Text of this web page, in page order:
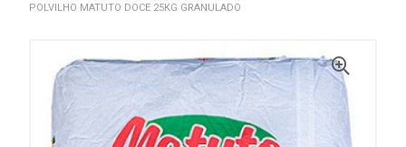
POLVILHO MATUTO DOCE 25KG GRANULADO